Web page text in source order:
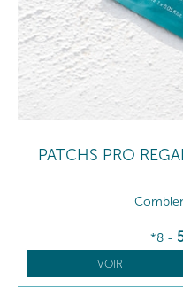
PATCHS PRO
*8 -
VOIR